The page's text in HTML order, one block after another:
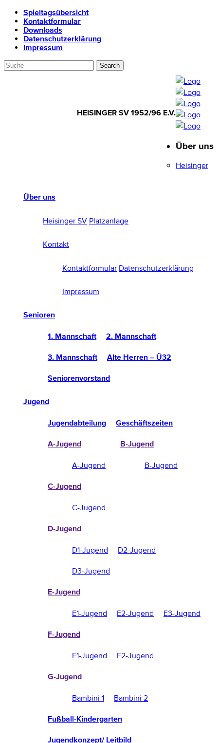
Spieltagsübersicht
Kontaktformular
Downloads
Datenschutzerklärung
Impressum
HEISINGER SV 1952/96 E.V.
1952/96 E.V.
Über uns
Heisinger SV Platzanlage
Kontakt
Kontaktformular Datenschutzerklärung
Impressum
Senioren
1. Mannschaft 2. Mannschaft
3. Mannschaft Alte Herren – Ü32
Seniorenvorstand
Jugend
Jugendabteilung Geschäftszeiten
A-Jugend
A-Jugend
B-Jugend
B-Jugend
C-Jugend
C-Jugend
D-Jugend
D1-Jugend
D2-Jugend
D3-Jugend
E-Jugend
E1-Jugend E2-Jugend E3-Jugend
F-Jugend
F1-Jugend F2-Jugend
G-Jugend
Bambini 1 Bambini 2
Fußball-Kindergarten
Jugendkonzept/ Leitbild
Über uns
Heisinger